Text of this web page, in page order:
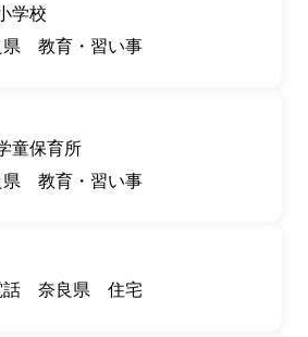
学校
教育・習い事
童保育所
教育・習い事
話 奈良県 住宅